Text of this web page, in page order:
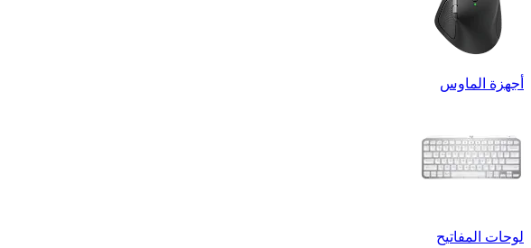
أجهزة الماوس
لوحات المفاتيح